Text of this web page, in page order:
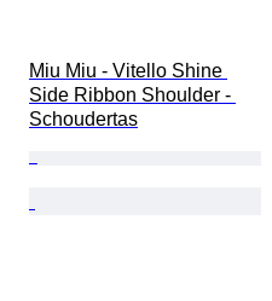
Miu Miu - Vitello Shine
Side Ribbon Shoulder -
Schoudertas